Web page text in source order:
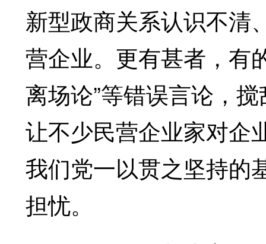
新型政商关系认识不清
营企业。更有甚者，有
离场论”等错误言论，
让不少民营企业家对企
我们党一以贯之坚持的
担忧。